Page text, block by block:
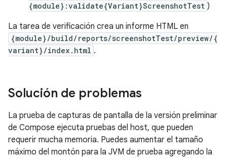
{module}:validate{Variant}ScreenshotTest )
La tarea de verificación crea un informe HTML en
{module}/build/reports/screenshotTest/preview/{
variant}/index.html .
Solución de problemas
La prueba de capturas de pantalla de la versión preliminar
de Compose ejecuta pruebas del host, que pueden
requerir mucha memoria. Puedes aumentar el tamaño
máximo del montón para la JVM de prueba agregando la